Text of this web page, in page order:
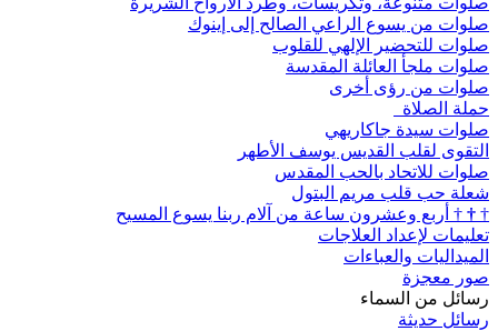
صلوات من يسوع الراعي الصالح إلى إينوك
صلوات للتحضير الإلهي للقلوب
صلوات ملجأ العائلة المقدسة
صلوات من رؤى أخرى
حملة الصلاة
صلوات سيدة جاكاريهي
التقوى لقلب القديس يوسف الأطهر
صلوات للاتحاد بالحب المقدس
شعلة حب قلب مريم البتول
†
†
† أربع وعشرون ساعة من آلام ربنا يسوع المسيح
تعليمات لإعداد العلاجات
الميداليات والعباءات
صور معجزة
رسائل من السماء
رسائل حديثة